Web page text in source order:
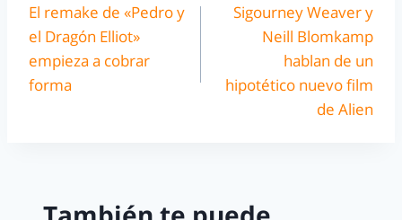
El remake de «Pedro y
el Dragón Elliot»
empieza a cobrar
forma
Sigourney Weaver y
Neill Blomkamp
hablan de un
hipotético nuevo film
de Alien